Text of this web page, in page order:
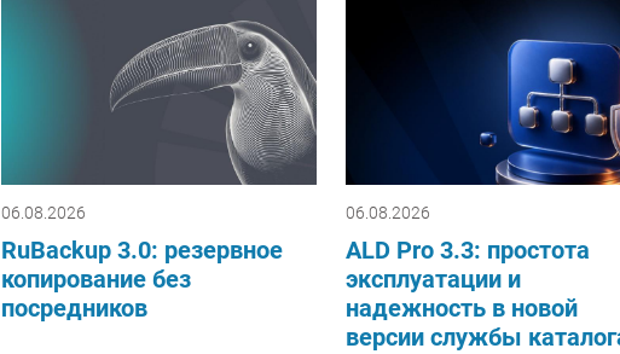
06.08.2026
RuBackup 3.0: резервное
копирование без
посредников
06.08.2026
ALD Pro 3.3: простота
эксплуатации и
надежность в новой
версии службы